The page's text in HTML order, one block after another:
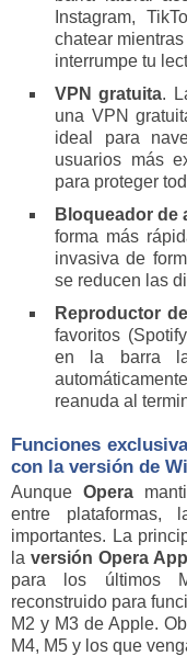
Instagram,
chatear
interrumpe tu
VPN gratuita.
una VPN
ideal para
usuarios más
para proteger
Bloqueador de
forma más
invasiva de
se reducen las
Reproductor
favoritos
en la barra
reanuda al
Funciones
con la versión de
Aunque Opera
entre plataformas,
importantes. La
la versión Opera
para los últimos
reconstruido para
M2 y M3 de Apple.
M4, M5 y los que